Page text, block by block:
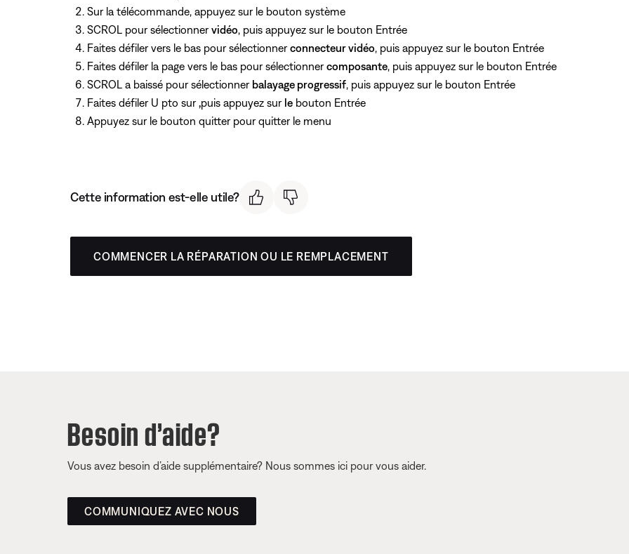
Sur la télécommande, appuyez sur le bouton système
SCROL pour sélectionnervidéo , puis appuyez sur le bouton Entrée
Faites défiler vers le bas pour sélectionnerconnecteur vidéo , puis appuyez sur le bouton Entrée
Faites défiler la page vers le bas pour sélectionnercomposante , puis appuyez sur le bouton Entrée
SCROL a baissé pour sélectionner balayage progressif , puis appuyez sur le bouton Entrée
Faites défiler U pto sur puis appuyez sur le bouton Entrée
Appuyez sur le bouton quitter pour quitter le menu
Cette information est-elle utile?
COMMENCER LA RÉPARATION OU LE REMPLACEMENT
Besoin d’aide?
Vous avez besoin d’aide supplémentaire? Nous sommes ici pour vous aider.
COMMUNIQUEZ AVEC NOUS